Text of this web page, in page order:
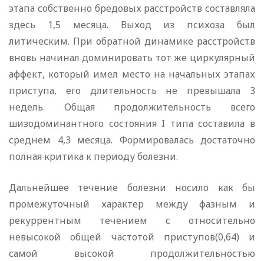
этапа собственно бредовых расстройств составляла
здесь 1,5 месяца. Выход из психоза был
литическим. При обратной динамике расстройств
вновь начинал доминировать тот же циркулярный
аффект, который имел место на начальных этапах
приступа, его длительность не превышала 3
недель. Общая продолжительность всего
шизодоминантного состояния I типа составила в
среднем 4,3 месяца. Формировалась достаточно
полная критика к периоду болезни.
Дальнейшее течение болезни носило как бы
промежуточный характер между фазным и
рекуррентным течением с относительно
невысокой общей частотой приступов(0,64) и
самой высокой продолжительностью